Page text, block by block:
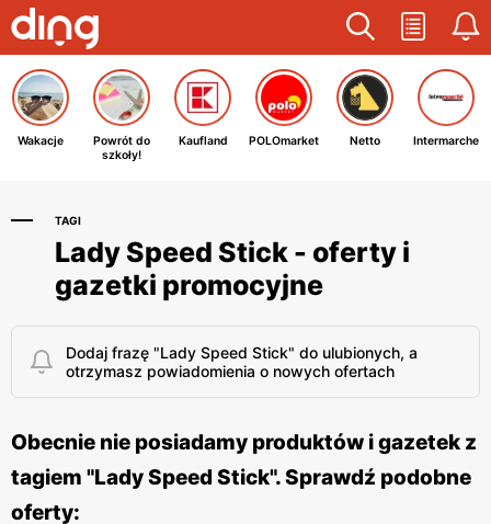
Wakacje
Powrót do
szkoły!
Kaufland POLOmarket Netto Intermarche
TAGI
Lady Speed Stick - oferty i
gazetki promocyjne
Dodaj frazę "Lady Speed Stick" do ulubionych, a
otrzymasz powiadomienia o nowych ofertach
Obecnie nie posiadamy produktów i gazetek z
tagiem "Lady Speed Stick". Sprawdź podobne
oferty: